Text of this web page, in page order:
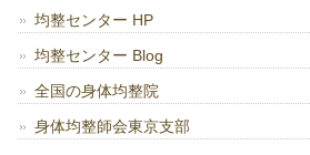
均整センター HP
均整センター Blog
全国の身体均整院
身体均整師会東京支部